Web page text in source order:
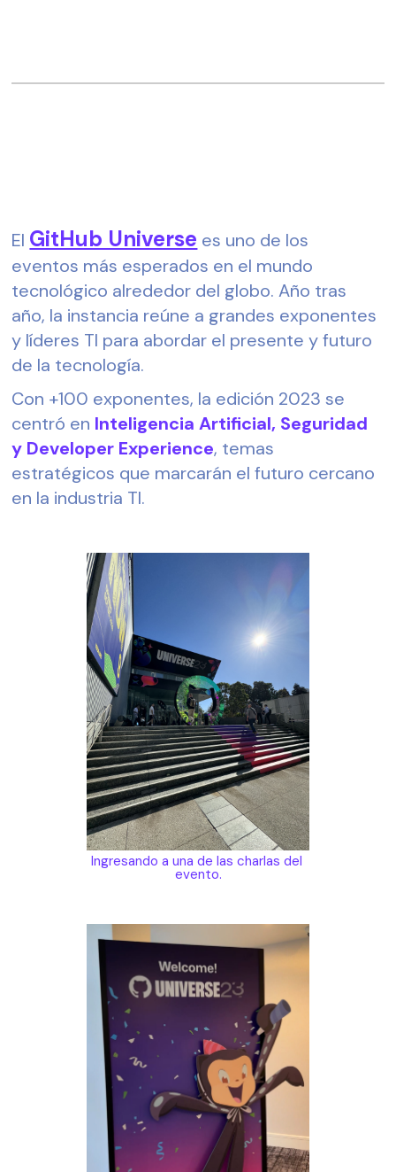
El GitHub Universe es uno de los
eventos más esperados en el mundo
tecnológico alrededor del globo. Año tras
año, la instancia reúne a grandes exponentes
y líderes TI para abordar el presente y futuro
de la tecnología.
Con +100 exponentes, la edición 2023 se
centró en Inteligencia Artificial, Seguridad
y Developer Experience, temas
estratégicos que marcarán el futuro cercano
en la industria TI.
Ingresando a una de las charlas del
evento.